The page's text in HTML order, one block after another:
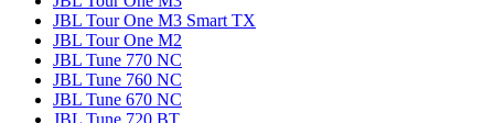
JBL Tour One M3 Smart TX
JBL Tour One M2
JBL Tune 770 NC
JBL Tune 760 NC
JBL Tune 670 NC
JBL Tune 720 BT